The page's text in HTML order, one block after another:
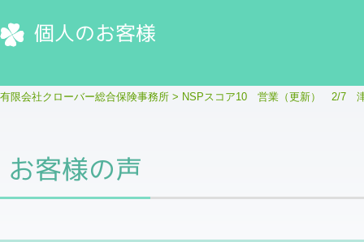
個人のお客様
有限会社クローバー総合保険事務所 > NSPスコア10 営業（更新） 2/7
お客様の声